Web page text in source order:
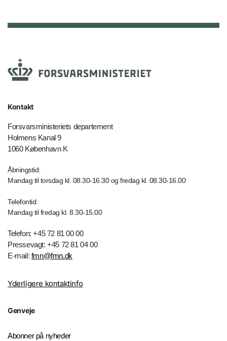
Kontakt
Forsvarsministeriets departement
Holmens Kanal 9
1060 København K
Åbningstid:
Mandag til torsdag kl. 08.30-16.30 og fredag kl. 08.30-16.00
Telefontid:
Mandag til fredag kl. 8.30-15.00
Telefon: +45 72 81 00 00
Pressevagt: +45 72 81 04 00
E-mail: fmn@fmn.dk
Yderligere kontaktinfo
Genveje
Abonner på nyheder